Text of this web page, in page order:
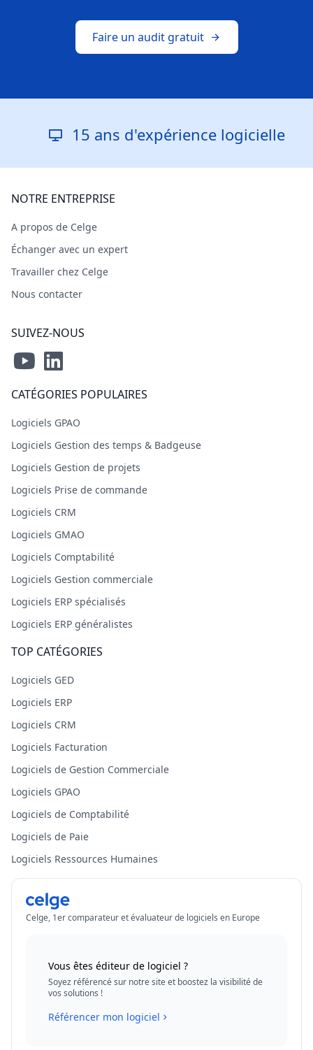
Faire un audit gratuit
15 ans d'expérience logicielle
NOTRE ENTREPRISE
A propos de Celge
Échanger avec un expert
Travailler chez Celge
Nous contacter
SUIVEZ-NOUS
CATÉGORIES POPULAIRES
Logiciels GPAO
Logiciels Gestion des temps & Badgeuse
Logiciels Gestion de projets
Logiciels Prise de commande
Logiciels CRM
Logiciels GMAO
Logiciels Comptabilité
Logiciels Gestion commerciale
Logiciels ERP spécialisés
Logiciels ERP généralistes
TOP CATÉGORIES
Logiciels GED
Logiciels ERP
Logiciels CRM
Logiciels Facturation
Logiciels de Gestion Commerciale
Logiciels GPAO
Logiciels de Comptabilité
Logiciels de Paie
Logiciels Ressources Humaines
Celge, 1er comparateur et évaluateur de logiciels en Europe
Vous êtes éditeur de logiciel ?
Soyez référencé sur notre site et boostez la visibilité de
vos solutions !
Référencer mon logiciel